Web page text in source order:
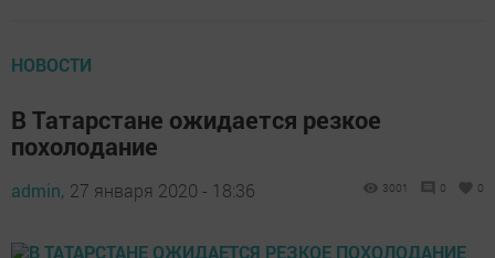
НОВОСТИ
В Татарстане ожидается резкое
похолодание
admin, 27 января 2020 - 18:36 3001 0 0